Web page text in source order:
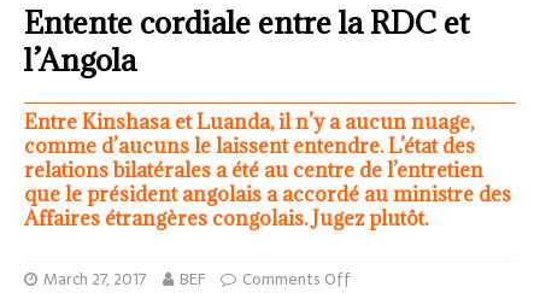
Entente cordiale entre la RDC et
l’Angola
Entre Kinshasa et Luanda, il n’y a aucun nuage,
comme d’aucuns le laissent entendre. L’état des
relations bilatérales a été au centre de l’entretien
que le président angolais a accordé au ministre des
Affaires étrangères congolais. Jugez plutôt.
March 27, 2017 BEF Comments Off